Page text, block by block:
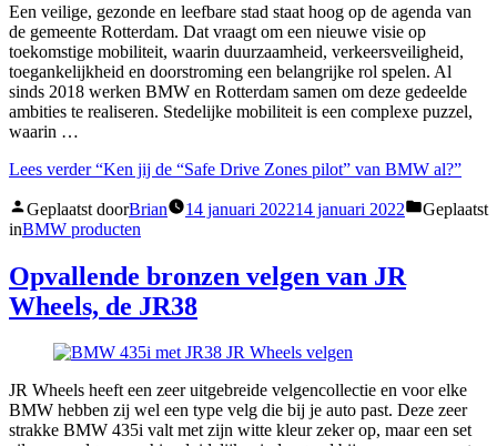
Een veilige, gezonde en leefbare stad staat hoog op de agenda van
de gemeente Rotterdam. Dat vraagt om een nieuwe visie op
toekomstige mobiliteit, waarin duurzaamheid, verkeersveiligheid,
toegankelijkheid en doorstroming een belangrijke rol spelen. Al
sinds 2018 werken BMW en Rotterdam samen om deze gedeelde
ambities te realiseren. Stedelijke mobiliteit is een complexe puzzel,
waarin …
Lees verder“Ken jij de “Safe Drive Zones pilot” van BMW al?”
Geplaatst doorBrian 14 januari 202214 januari 2022
Geplaatst
inBMW producten
Opvallende bronzen velgen van JR
Wheels, de JR38
JR Wheels heeft een zeer uitgebreide velgencollectie en voor elke
BMW hebben zij wel een type velg die bij je auto past. Deze zeer
strakke BMW 435i valt met zijn witte kleur zeker op, maar een set